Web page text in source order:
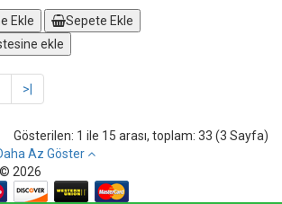
Ekle
Sepete Ekle
ekle
>|
Gösterilen: 1 ile 15 arası, toplam: 33 (3 Sayfa)
Az Göster
2026